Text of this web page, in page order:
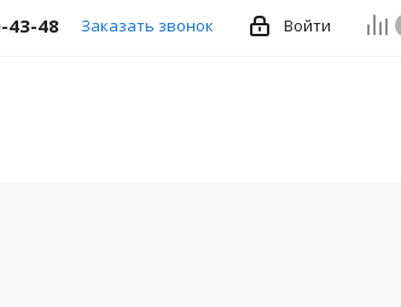
Войти
43-48 Заказать звонок